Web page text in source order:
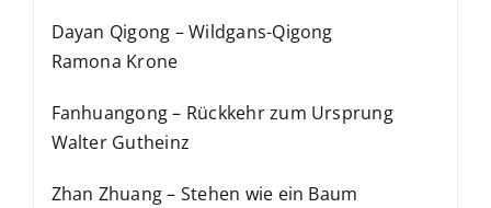
Dayan Qigong – Wildgans-Qigong
Ramona Krone
Fanhuangong – Rückkehr zum Ursprung
Walter Gutheinz
Zhan Zhuang – Stehen wie ein Baum